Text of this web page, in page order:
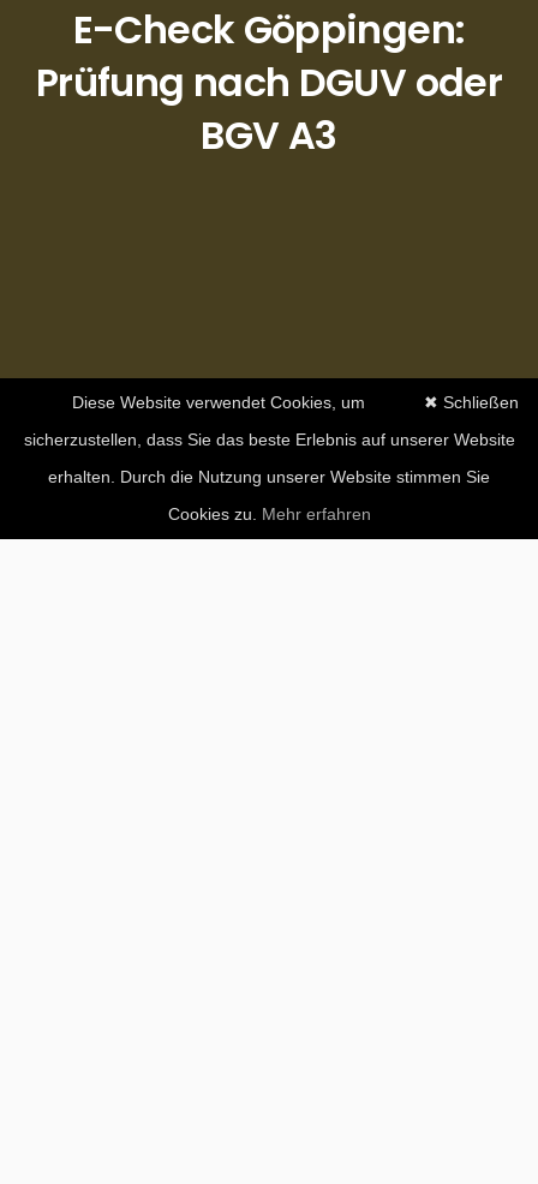
E-Check Göppingen:
Prüfung nach DGUV oder
BGV A3
✖ Schließen
Diese Website verwendet Cookies, um
sicherzustellen, dass Sie das beste Erlebnis auf unserer Website
erhalten. Durch die Nutzung unserer Website stimmen Sie
Cookies zu. Mehr erfahren